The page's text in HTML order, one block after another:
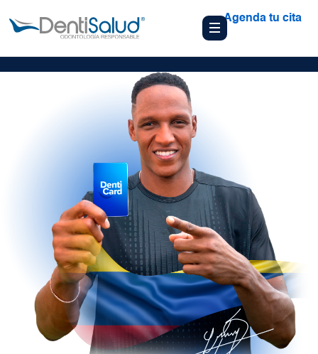
Agenda tu cita